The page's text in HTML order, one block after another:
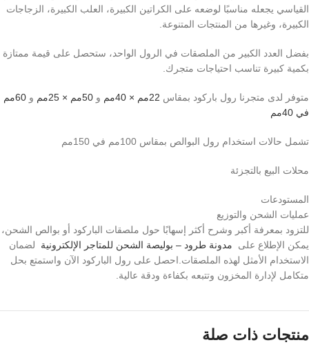
القياسي يجعله مناسبًا لوضعه على الكراتين الكبيرة، العلب الكبيرة، الزجاجات
الكبيرة، وغيرها من المنتجات المتنوعة.
بفضل العدد الكبير من الملصقات في الرول الواحد، ستحصل على قيمة ممتازة
بكمية كبيرة تناسب احتياجات متجرك.
متوفر لدى متجرنا رول باركود بمقاس و 50مم × 25مم و
60مم
في 40مم
تشمل حالات استخدام رول البوالص بمقاس 100مم في 150مم
محلات البيع بالتجزئة
المستودعات
عمليات الشحن والتوزيع
للتزود بمعرفة أكبر وشرح أكثر إسهابًا حول ملصقات الباركود أو بوالص الشحن،
يمكن الإطلاع على مدونة طرود – بوليصة الشحن للمتاجر الإلكترونية لضمان
الاستخدام الأمثل لهذه الملصقات.احصل على رول الباركود الآن واستمتع بحل
متكامل لإدارة المخزون وتتبعه بكفاءة ودقة عالية.
منتجات ذات صلة